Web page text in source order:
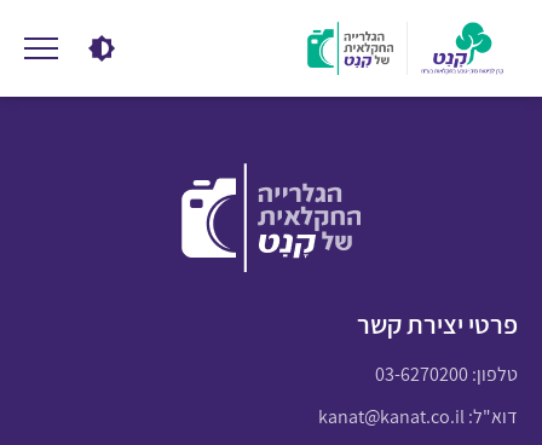
פרטי יצירת קשר
טלפון:03-6270200
דוא"ל:kanat@kanat.co.il